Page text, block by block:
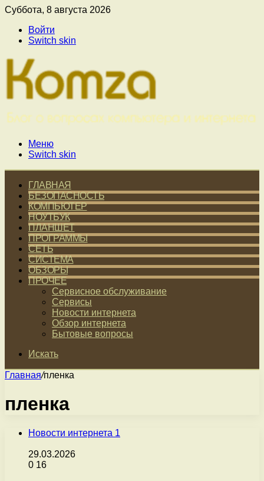
Суббота, 8 августа 2026
Войти
Switch skin
Меню
Switch skin
ГЛАВНАЯ
БЕЗОПАСНОСТЬ
КОМПЬЮТЕР
НОУТБУК
ПЛАНШЕТ
ПРОГРАММЫ
СЕТЬ
СИСТЕМА
ОБЗОРЫ
ПРОЧЕЕ
Сервисное обслуживание
Сервисы
Новости интернета
Обзор интернета
Бытовые вопросы
Искать
Главная/пленка
пленка
Новости интернета 1
29.03.2026
0 16